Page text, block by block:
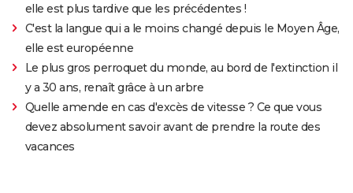
elle est plus tardive que les précédentes !
C'est la langue qui a le moins changé depuis le Moyen Âge,
elle est européenne
Le plus gros perroquet du monde, au bord de l'extinction il
y a 30 ans, renaît grâce à un arbre
Quelle amende en cas d'excès de vitesse ? Ce que vous
devez absolument savoir avant de prendre la route des
vacances